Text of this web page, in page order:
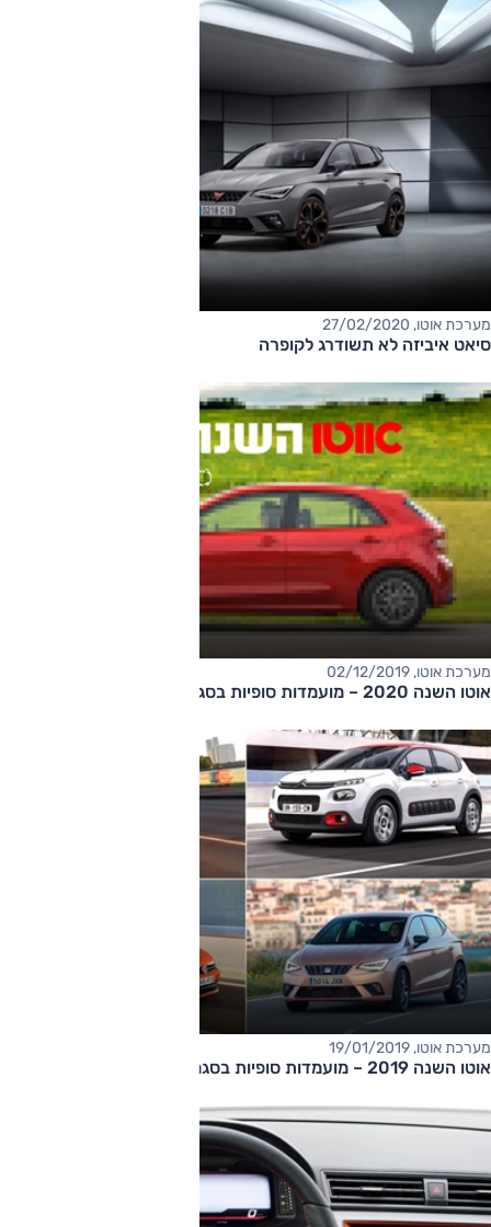
מערכת אוטו, 27/02/2020
סיאט איביזה לא תשודרג לקופרה
מערכת אוטו, 02/12/2019
אוטו השנה 2020 – מועמדות סופיות בסגמנט הסופרמיני
מערכת אוטו, 19/01/2019
אוטו השנה 2019 – מועמדות סופיות בסגמנט הסופרמיני